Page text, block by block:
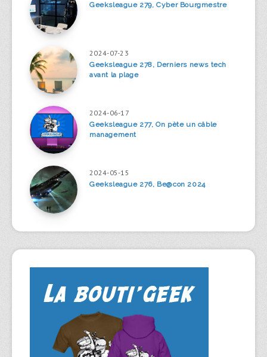
Geeksleague 279, Cyber Bourgmestre
2024-07-23
Geeksleague 278, Derniers news tech
avant la plage
2024-06-17
Geeksleague 277, On pète un câble
management
2024-05-15
Geeksleague 276, Be@con 2024